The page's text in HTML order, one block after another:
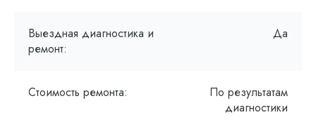
Выездная диагностика и
ремонт:
Да
Стоимость ремонта:
По результатам
диагностики